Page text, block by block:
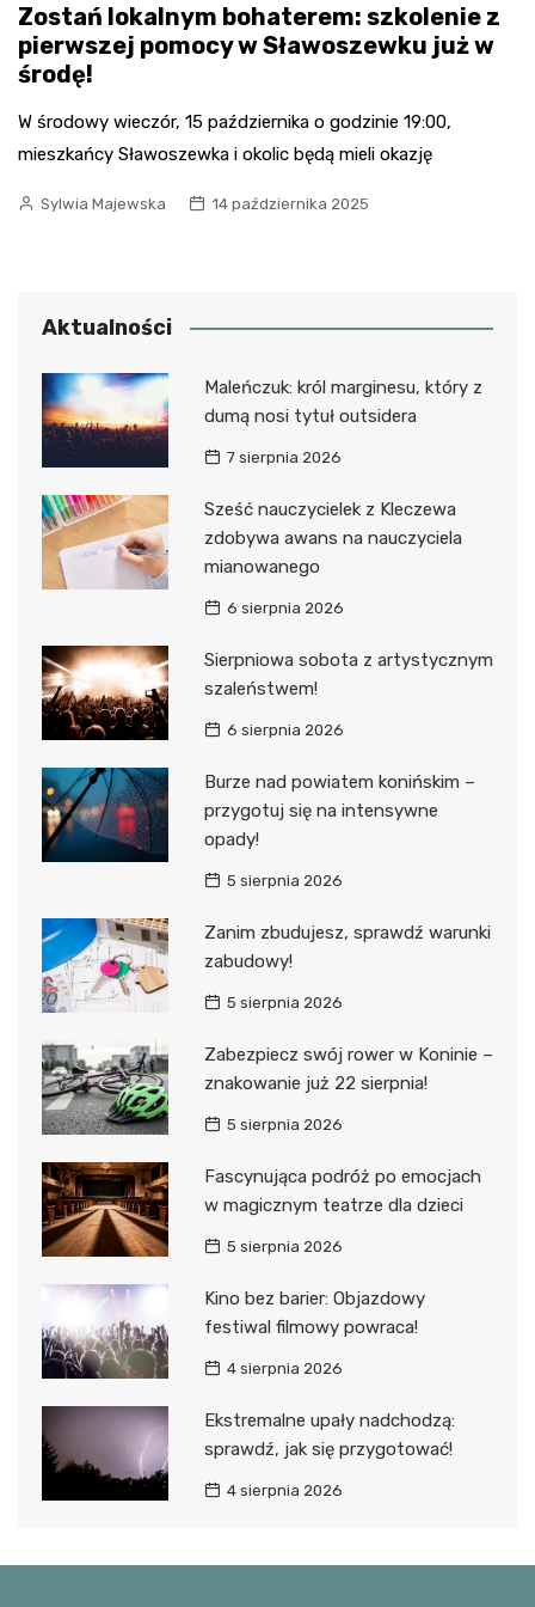
Zostań lokalnym bohaterem: szkolenie z
pierwszej pomocy w Sławoszewku już w
środę!
W środowy wieczór, 15 października o godzinie 19:00,
mieszkańcy Sławoszewka i okolic będą mieli okazję
Sylwia Majewska 14 października 2025
Aktualności
Maleńczuk: król marginesu, który z
dumą nosi tytuł outsidera
7 sierpnia 2026
Sześć nauczycielek z Kleczewa
zdobywa awans na nauczyciela
mianowanego
6 sierpnia 2026
Sierpniowa sobota z artystycznym
szaleństwem!
6 sierpnia 2026
Burze nad powiatem konińskim –
przygotuj się na intensywne
opady!
5 sierpnia 2026
Zanim zbudujesz, sprawdź warunki
zabudowy!
5 sierpnia 2026
Zabezpiecz swój rower w Koninie –
znakowanie już 22 sierpnia!
5 sierpnia 2026
Fascynująca podróż po emocjach
w magicznym teatrze dla dzieci
5 sierpnia 2026
Kino bez barier: Objazdowy
festiwal filmowy powraca!
4 sierpnia 2026
Ekstremalne upały nadchodzą:
sprawdź, jak się przygotować!
4 sierpnia 2026